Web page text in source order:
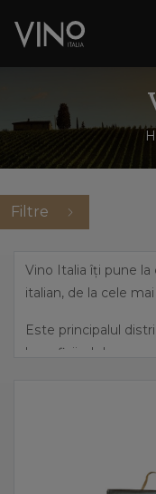
Filtre
Vino Italia îți pune
italian, de la cele
Este principalul
beneficiind de o
producători de vin